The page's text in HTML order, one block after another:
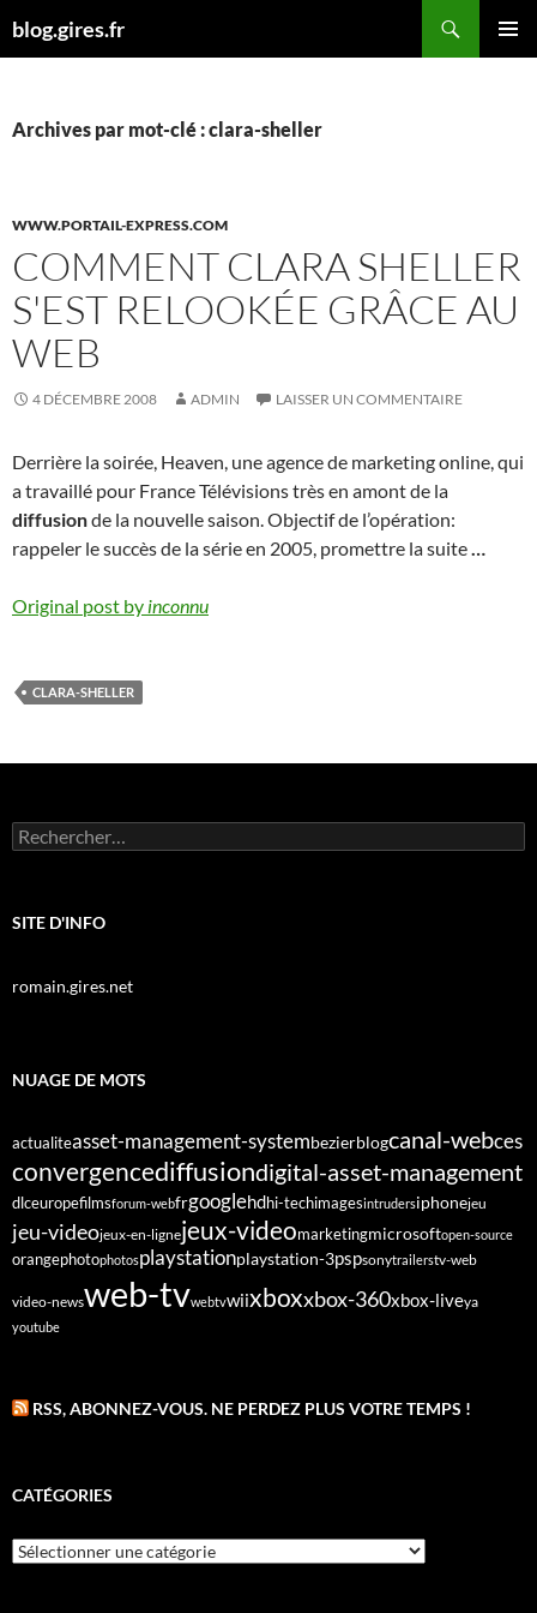
aublog.gires.fr
Archives par mot-clé : clara-sheller
WWW.PORTAIL-EXPRESS.COM
COMMENT CLARA SHELLER
S'EST RELOOKÉE GRÂCE AU
WEB
4 DÉCEMBRE 2008 ADMIN LAISSER UN COMMENTAIRE
Derrière la soirée, Heaven, une agence de marketing online, qui
a travaillé pour France Télévisions très en amont de la
diffusionde la nouvelle saison. Objectif de l’opération:
rappeler le succès de la série en 2005, promettre la suite…
Original post by inconnu
CLARA-SHELLER
Rechercher :
SITE D'INFO
romain.gires.net
NUAGE DE MOTS
actualiteasset-management-systembezierblogcanal-webces
convergencediffusiondigital-asset-management
dlceuropefilmsforum-webfrgooglehdhi-techimagesintrudersiphonejeu
jeu-videojeux-en-lignejeux-videomarketingmicrosoftopen-source
orangephotophotosplaystationplaystation-3pspsonytrailerstv-web
video-newsweb-tvwebtvwiixboxxbox-360xbox-liveya
youtube
RSS, ABONNEZ-VOUS. NE PERDEZ PLUS VOTRE TEMPS !
CATÉGORIES
Catégories